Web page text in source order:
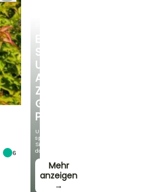
SIE
UNSERE
AUSWAHL
ZU
GÜNSTIGEN
PREISEN
Und
sparen
Sie
dabei!
Mehr
anzeigen
→
6